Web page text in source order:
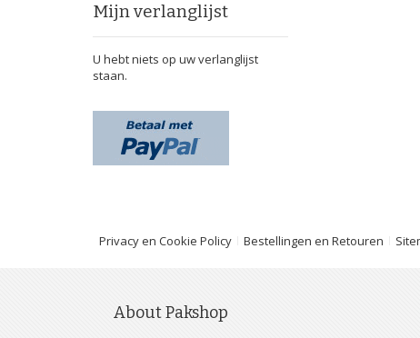
Mijn verlanglijst
U hebt niets op uw verlanglijst
staan.
Privacy en Cookie Policy Bestellingen en Retouren
About Pakshop